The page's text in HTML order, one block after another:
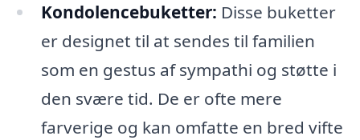
Kondolencebuketter: Disse buketter
er designet til at sendes til familien
som en gestus af sympathi og støtte i
den svære tid. De er ofte mere
farverige og kan omfatte en bred vifte